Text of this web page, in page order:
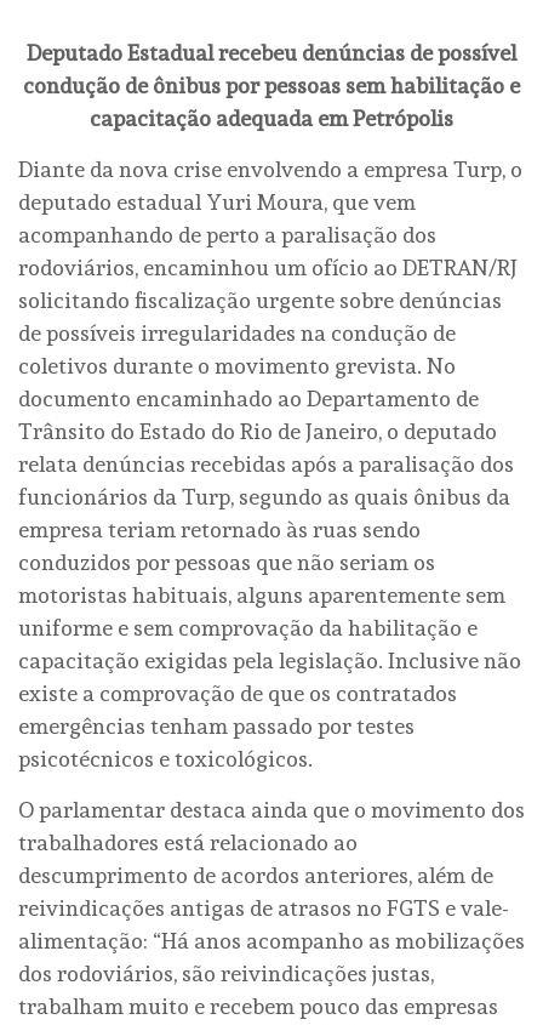
Deputado Estadual recebeu denúncias de possível
condução de ônibus por pessoas sem habilitação e
capacitação adequada em Petrópolis
Diante da nova crise envolvendo a empresa Turp, o
deputado estadual Yuri Moura, que vem
acompanhando de perto a paralisação dos
rodoviários, encaminhou um ofício ao DETRAN/RJ
solicitando fiscalização urgente sobre denúncias
de possíveis irregularidades na condução de
coletivos durante o movimento grevista. No
documento encaminhado ao Departamento de
Trânsito do Estado do Rio de Janeiro, o deputado
relata denúncias recebidas após a paralisação dos
funcionários da Turp, segundo as quais ônibus da
empresa teriam retornado às ruas sendo
conduzidos por pessoas que não seriam os
motoristas habituais, alguns aparentemente sem
uniforme e sem comprovação da habilitação e
capacitação exigidas pela legislação. Inclusive não
existe a comprovação de que os contratados
emergências tenham passado por testes
psicotécnicos e toxicológicos.
O parlamentar destaca ainda que o movimento dos
trabalhadores está relacionado ao
descumprimento de acordos anteriores, além de
reivindicações antigas de atrasos no FGTS e vale-
alimentação: “Há anos acompanho as mobilizações
dos rodoviários, são reivindicações justas,
trabalham muito e recebem pouco das empresas